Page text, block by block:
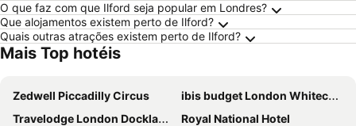
O que faz com que Ilford seja popular em Londres?
Que alojamentos existem perto de Ilford?
Quais outras atrações existem perto de Ilford?
Mais Top hotéis
Zedwell Piccadilly Circus
ibis budget London Whitechapel - Brick Lane
Travelodge London Docklands Central
Royal National Hotel